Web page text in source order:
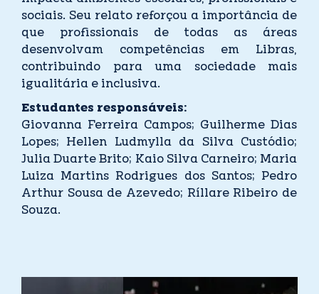
sociais. Seu relato reforçou a importância de
que profissionais de todas as áreas
desenvolvam competências em Libras,
contribuindo para uma sociedade mais
igualitária e inclusiva.
Estudantes responsáveis:
Giovanna Ferreira Campos; Guilherme Dias
Lopes; Hellen Ludmylla da Silva Custódio;
Julia Duarte Brito; Kaio Silva Carneiro; Maria
Luiza Martins Rodrigues dos Santos; Pedro
Arthur Sousa de Azevedo; Ríllare Ribeiro de
Souza.